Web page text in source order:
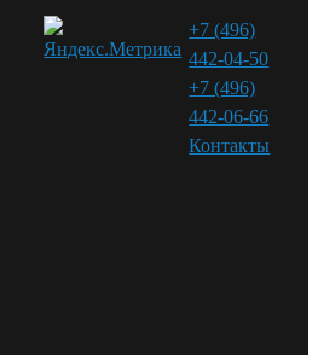
+7 (496)
442-04-50
+7 (496)
442-06-66
Контакты⁠